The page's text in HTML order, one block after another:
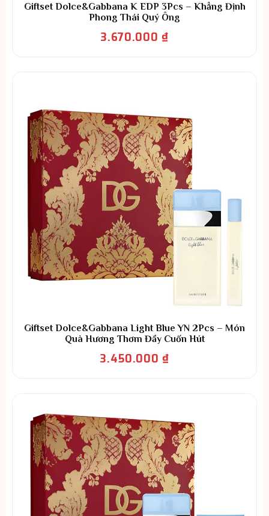
Giftset Dolce&Gabbana K EDP 3Pcs – Khẳng Định
Phong Thái Quý Ông
3.670.000₫
Giftset Dolce&Gabbana Light Blue YN 2Pcs – Món
Quà Hương Thơm Đầy Cuốn Hút
3.450.000₫